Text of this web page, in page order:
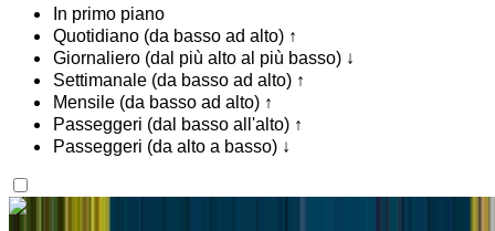
In primo piano
Quotidiano (da basso ad alto) ↑
Giornaliero (dal più alto al più basso) ↓
Settimanale (da basso ad alto) ↑
Mensile (da basso ad alto) ↑
Passeggeri (dal basso all'alto) ↑
Passeggeri (da alto a basso) ↓
Ti piace quello che vedi?